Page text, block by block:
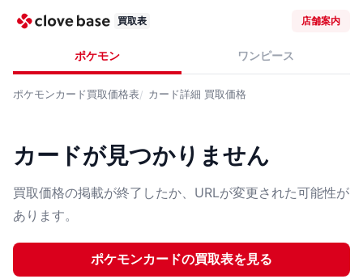
買取表 店舗案内
ポケモン ワンピース
ポケモンカード買取価格表 カード詳細 買取価格
カードが見つかりません
買取価格の掲載が終了したか、URLが変更された可能性が
あります。
ポケモンカードの買取表を見る